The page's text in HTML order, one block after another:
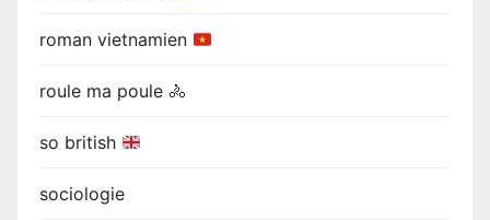
roman vietnamien
roule ma poule 🚴
so british
sociologie